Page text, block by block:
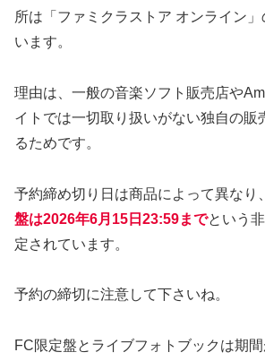
所は「ファミクラストア オンライン
います。
理由は、一般の音楽ソフト販売店や
イトでは一切取り扱いがない独自の販
るためです。
予約締め切り日は商品によって異なり、
盤は2026年6月15日23:59までという
定されています。
予約の締切に注意して下さいね。
FC限定盤とライブフォトブックは期